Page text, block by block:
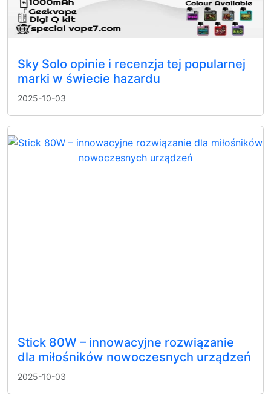
Sky Solo opinie i recenzja tej popularnej
marki w świecie hazardu
2025-10-03
Stick 80W – innowacyjne rozwiązanie
dla miłośników nowoczesnych urządzeń
2025-10-03